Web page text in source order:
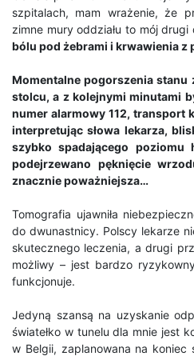
szpitalach, mam wrażenie, że
zimne mury oddziału to mój drugi
bólu pod żebrami i krwawienia z
Momentalne pogorszenia stanu
stolcu, a z kolejnymi minutami
numer alarmowy 112, transport
interpretując słowa lekarza,
szybko spadającego poziomu
podejrzewano pęknięcie
znacznie poważniejsza…
Tomografia ujawniła
do dwunastnicy. Polscy lekarze
skutecznego leczenia, a drugi
możliwy – jest bardzo
funkcjonuje.
Jedyną szansą na uzyskanie
światełko w tunelu dla mnie jest
w Belgii, zaplanowana na koniec